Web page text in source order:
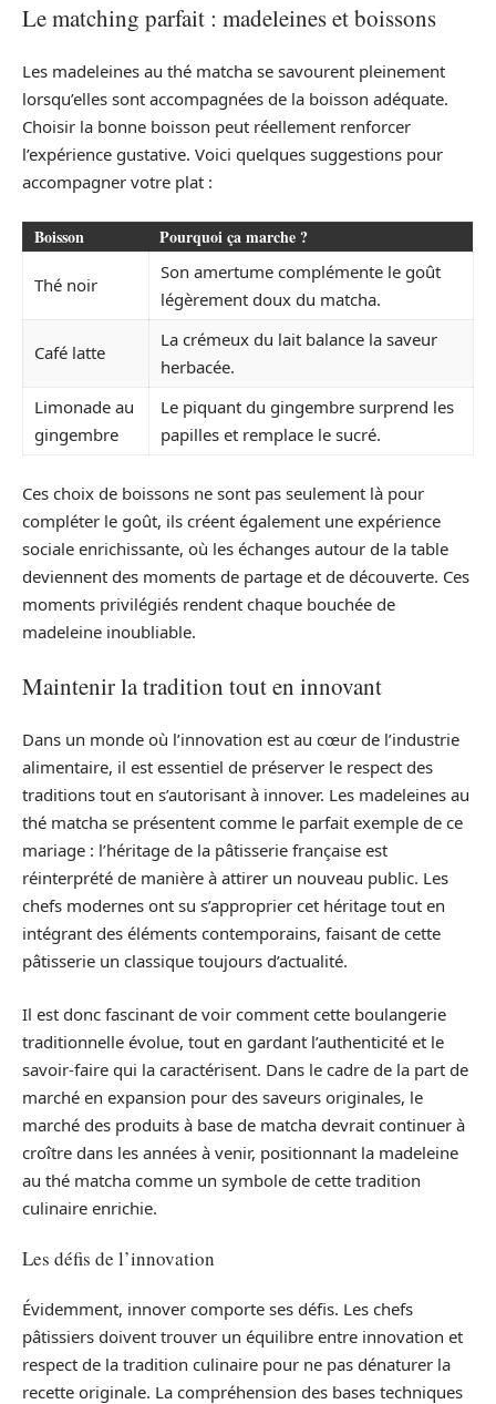
Le matching parfait : madeleines et boissons
Les madeleines au thé matcha se savourent pleinement
lorsqu’elles sont accompagnées de la boisson adéquate.
Choisir la bonne boisson peut réellement renforcer
l’expérience gustative. Voici quelques suggestions pour
accompagner votre plat :
Boisson Pourquoi ça marche ?
Thé noir
Son amertume complémente le goût
légèrement doux du matcha.
Café latte
La crémeux du lait balance la saveur
herbacée.
Limonade au
gingembre
Le piquant du gingembre surprend les
papilles et remplace le sucré.
Ces choix de boissons ne sont pas seulement là pour
compléter le goût, ils créent également une expérience
sociale enrichissante, où les échanges autour de la table
deviennent des moments de partage et de découverte. Ces
moments privilégiés rendent chaque bouchée de
madeleine inoubliable.
Maintenir la tradition tout en innovant
Dans un monde où l’innovation est au cœur de l’industrie
alimentaire, il est essentiel de préserver le respect des
traditions tout en s’autorisant à innover. Les madeleines au
thé matcha se présentent comme le parfait exemple de ce
mariage : l’héritage de la pâtisserie française est
réinterprété de manière à attirer un nouveau public. Les
chefs modernes ont su s’approprier cet héritage tout en
intégrant des éléments contemporains, faisant de cette
pâtisserie un classique toujours d’actualité.
Il est donc fascinant de voir comment cette boulangerie
traditionnelle évolue, tout en gardant l’authenticité et le
savoir-faire qui la caractérisent. Dans le cadre de la part de
marché en expansion pour des saveurs originales, le
marché des produits à base de matcha devrait continuer à
croître dans les années à venir, positionnant la madeleine
au thé matcha comme un symbole de cette tradition
culinaire enrichie.
Les défis de l’innovation
Évidemment, innover comporte ses défis. Les chefs
pâtissiers doivent trouver un équilibre entre innovation et
respect de la tradition culinaire pour ne pas dénaturer la
recette originale. La compréhension des bases techniques